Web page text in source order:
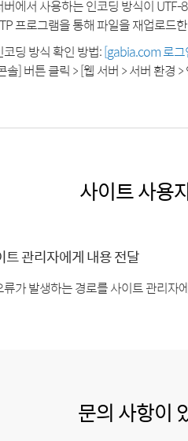
버에서 사용하는 인코딩 방식이 UTF-
프로그램을 통해 파일을 재업로드
코딩 방식 확인 방법:[gabia.com 로그
솔] 버튼 클릭 > [웹 서버 > 서버 환경
사이트 사용
트 관리자에게 내용 전달
류가 발생하는 경로를 사이트 관리자
문의 사항이